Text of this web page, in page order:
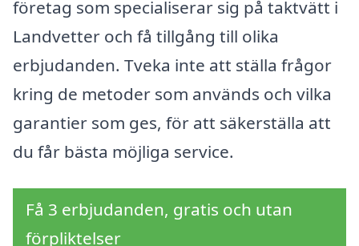
företag som specialiserar sig på taktvätt i
Landvetter och få tillgång till olika
erbjudanden. Tveka inte att ställa frågor
kring de metoder som används och vilka
garantier som ges, för att säkerställa att
du får bästa möjliga service.
Få 3 erbjudanden, gratis och utan
förpliktelser